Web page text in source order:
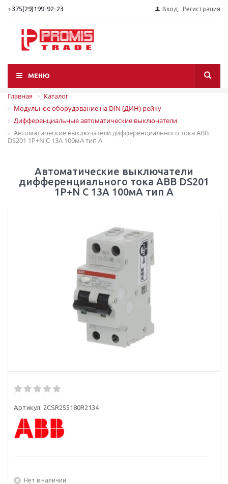
+375(29)199-92-23 Вход Регистрация
МЕНЮ
Главная
Каталог
Модульное оборудование на DIN (ДИН) рейку
Дифференциальные автоматические выключатели
Автоматические выключатели дифференциального тока ABB
DS201 1P+N C 13A 100мА тип A
Автоматические выключатели
дифференциального тока ABB DS201
1P+N C 13A 100мА тип A
Артикул: 2CSR255180R2134
Нет в наличии